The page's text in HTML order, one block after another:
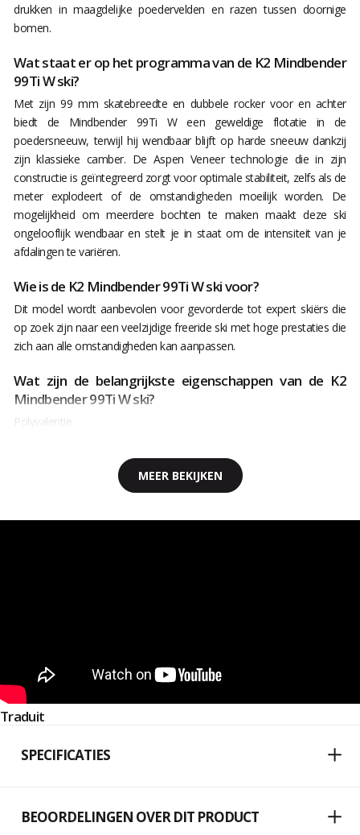
drukken in maagdelijke poedervelden en razen tussen doornige
bomen.
Wat staat er op het programma van de K2 Mindbender
99Ti W ski?
Met zijn 99 mm skatebreedte en dubbele rocker voor en achter
biedt de Mindbender 99Ti W een geweldige flotatie in de
poedersneeuw, terwijl hij wendbaar blijft op harde sneeuw dankzij
zijn klassieke camber. De Aspen Veneer technologie die in zijn
constructie is geïntegreerd zorgt voor optimale stabiliteit, zelfs als de
meter explodeert of de omstandigheden moeilijk worden. De
mogelijkheid om meerdere bochten te maken maakt deze ski
ongelooflijk wendbaar en stelt je in staat om de intensiteit van je
afdalingen te variëren.
Wie is de K2 Mindbender 99Ti W ski voor?
Dit model wordt aanbevolen voor gevorderde tot expert skiërs die
op zoek zijn naar een veelzijdige freeride ski met hoge prestaties die
zich aan alle omstandigheden kan aanpassen.
Wat zijn de belangrijkste eigenschappen van de K2
Mindbender 99Ti W ski?
Polyvalentie
MEER BEKIJKEN
Traduit
SPECIFICATIES
BEOORDELINGEN OVER DIT PRODUCT